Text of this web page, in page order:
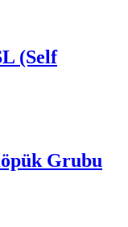
(Self
Grubu